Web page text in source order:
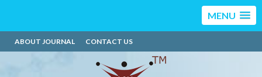
MENU
ABOUT JOURNAL CONTACT US